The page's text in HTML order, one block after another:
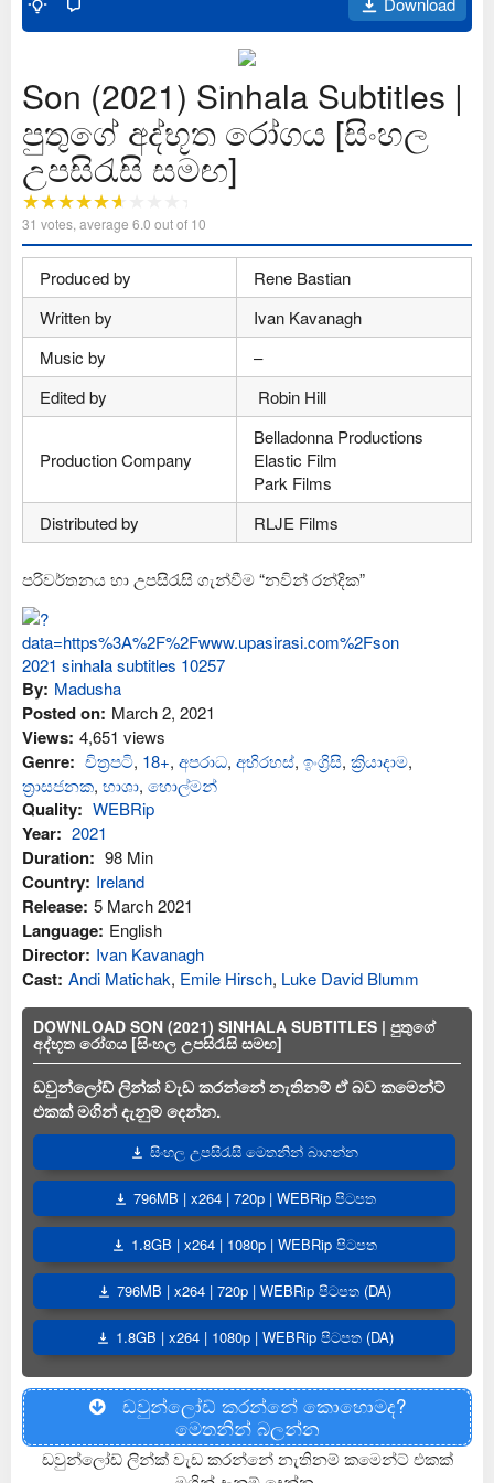
Son (2021) Sinhala Subtitles |
පුතුගේ අද්භූත රෝගය [සිංහල
උපසිරැසි සමඟ]
31 votes, average 6.0 out of 10
Produced by
Rene Bastian
Written by
Ivan Kavanagh
Music by
–
Edited by
Robin Hill
Production Company
Belladonna Productions
Elastic Film
Park Films
Distributed by
RLJE Films
පරිවර්තනය හා උපසිරැසි ගැන්වීම “නවින් රන්දික”
By: Madusha
Posted on: March 2, 2021
Views: 4,651 views
Genre: චිත්‍රපටි, 18+, අප‍රාධ, අභිරහස්, ඉංග්‍රිසි, ක්‍රියාදාම,
ත්‍රාසජනක, භාශා, හොල්මන්
Quality: WEBRip
Year: 2021
Duration: 98 Min
Country: Ireland
Release: 5 March 2021
Language: English
Director: Ivan Kavanagh
Cast: Andi Matichak, Emile Hirsch, Luke David Blumm
DOWNLOAD SON (2021) SINHALA SUBTITLES | පුතුගේ
අද්භූත රෝගය [සිංහල උපසිරැසි සමඟ]
ඩවුන්ලෝඩ් ලින්ක් වැඩ කරන්නේ නැතිනම් ඒ බව කමෙන්ට්
එකක් මගින් දැනුම් දෙන්න.
සිංහල උපසිරැසි මෙතනින් බාගන්න
796MB | x264 | 720p | WEBRip පිටපත
1.8GB | x264 | 1080p | WEBRip පිටපත
796MB | x264 | 720p | WEBRip පිටපත (DA)
1.8GB | x264 | 1080p | WEBRip පිටපත (DA)
ඩවුන්ලෝඩ් කරන්නේ කොහොමද?
මෙතනින් බලන්න
ඩවුන්ලෝඩ් ලින්ක් වැඩ කරන්නේ නැතිනම් කමෙන්ට් එකක්